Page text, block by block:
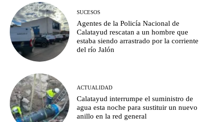
SUCESOS
Agentes de la Policía Nacional de
Calatayud rescatan a un hombre que
estaba siendo arrastrado por la corriente
del río Jalón
ACTUALIDAD
Calatayud interrumpe el suministro de
agua esta noche para sustituir un nuevo
anillo en la red general